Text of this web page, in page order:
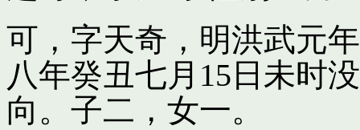
可，字天奇，明洪武元
八年癸丑七月15日未时
向。子二，女一。